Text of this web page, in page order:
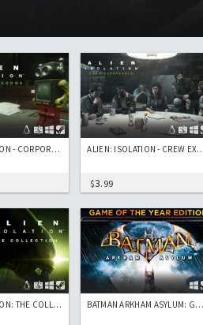
ALIEN: ISOLATION - CORPORATE LOCKDOWN ALIEN: ISOLATION -
$3.99
ALIEN: ISOLATION: THE COLLECTION BATMAN ARKHAM ASYLUM: GAME OF THE YEAR EDITION